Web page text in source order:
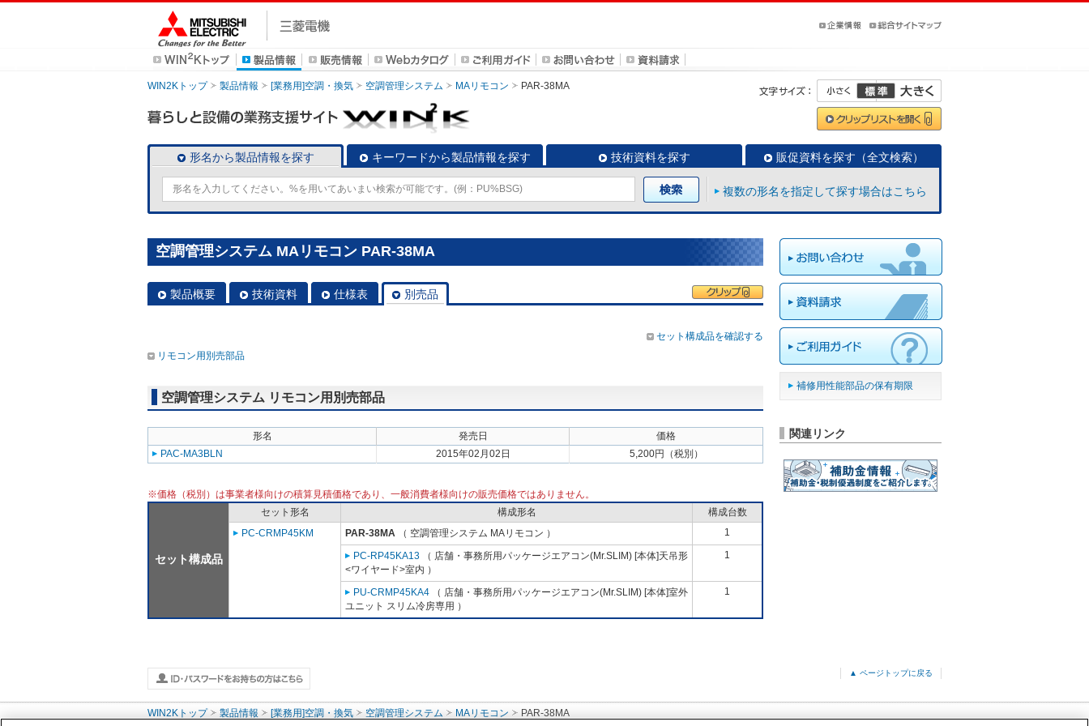
WIN2Kトップ 製品情報 [業務用]空調・換気 空調管理システム MAリモコン PAR-38MA
形名から製品情報を探す キーワードから製品情報を探す 技術資料を探す 販促資料を探す（全文検索）
複数の形名を指定して探す場合はこちら
空調管理システム MAリモコン PAR-38MA
製品概要 技術資料 仕様表 別売品
セット構成品を確認する
リモコン用別売部品
空調管理システム リモコン用別売部品
形名 発売日
価格
PAC-MA3BLN
2015年02月02日 5,200円（税別）
※価格（税別）は事業者様向けの積算見積価格であり、一般消費者様向けの販売価格ではありません。
セット構成品
セット形名 構成形名
構成台数
PC-CRMP45KM
PAR-38MA （ 空調管理システム MAリモコン ） 1
PC-RP45KA13 （ 店舗・事務所用パッケージエアコン(Mr.SLIM) [本体]天吊形
<ワイヤード>室内 ）
1
PU-CRMP45KA4 （ 店舗・事務所用パッケージエアコン(Mr.SLIM) [本体]室外
ユニット スリム冷房専用 ）
1
補修用性能部品の保有期限
関連リンク
▲ ページトップに戻る
WIN2Kトップ 製品情報 [業務用]空調・換気 空調管理システム MAリモコン PAR-38MA